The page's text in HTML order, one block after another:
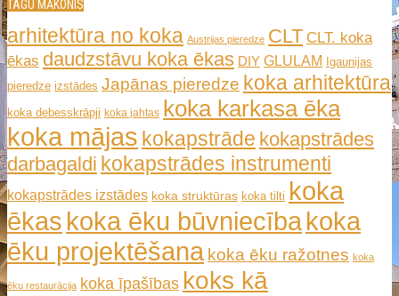
TAGU MĀKONIS
arhitektūra no koka Austrijas pieredze CLT CLT. koka
ēkas daudzstāvu koka ēkas DIY GLULAM Igaunijas
pieredze izstādes Japānas pieredze koka arhitektūra
koka debesskrāpji koka jahtas koka karkasa ēka
koka mājas kokapstrāde kokapstrādes
darbagaldi kokapstrādes instrumenti
kokapstrādes izstādes koka struktūras koka tilti koka
ēkas koka ēku būvniecībakoka
ēku projektēšana koka ēku ražotnes koka
ēku restaurācija koka īpašības koks kā